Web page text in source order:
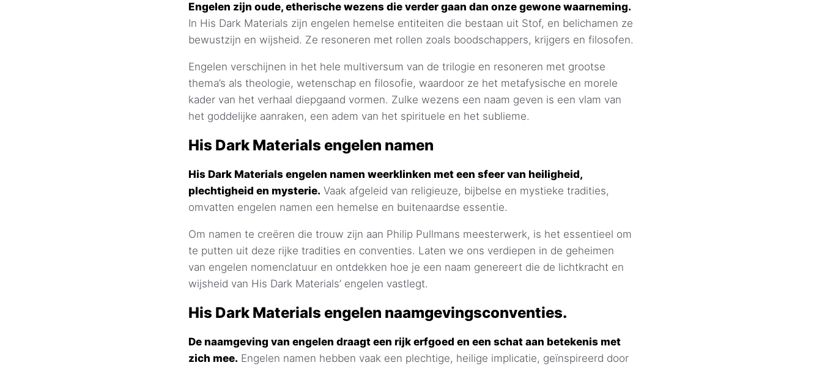
Engelen zijn oude, etherische wezens die verder gaan dan onze gewone waarneming.
In His Dark Materials zijn engelen hemelse entiteiten die bestaan uit Stof, en belichamen ze
bewustzijn en wijsheid. Ze resoneren met rollen zoals boodschappers, krijgers en filosofen.
Engelen verschijnen in het hele multiversum van de trilogie en resoneren met grootse
thema’s als theologie, wetenschap en filosofie, waardoor ze het metafysische en morele
kader van het verhaal diepgaand vormen. Zulke wezens een naam geven is een vlam van
het goddelijke aanraken, een adem van het spirituele en het sublieme.
His Dark Materials engelen namen
His Dark Materials engelen namen weerklinken met een sfeer van heiligheid,
plechtigheid en mysterie. Vaak afgeleid van religieuze, bijbelse en mystieke tradities,
omvatten engelen namen een hemelse en buitenaardse essentie.
Om namen te creëren die trouw zijn aan Philip Pullmans meesterwerk, is het essentieel om
te putten uit deze rijke tradities en conventies. Laten we ons verdiepen in de geheimen
van engelen nomenclatuur en ontdekken hoe je een naam genereert die de lichtkracht en
wijsheid van His Dark Materials’ engelen vastlegt.
His Dark Materials engelen naamgevingsconventies.
De naamgeving van engelen draagt een rijk erfgoed en een schat aan betekenis met
zich mee. Engelen namen hebben vaak een plechtige, heilige implicatie, geïnspireerd door